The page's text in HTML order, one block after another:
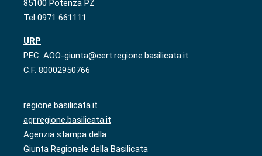
85100 Potenza PZ
Tel 0971 661111
URP
PEC: AOO-giunta@cert.regione.basilicata.it
C.F. 80002950766
regione.basilicata.it
agr.regione.basilicata.it
Agenzia stampa della
Giunta Regionale della Basilicata